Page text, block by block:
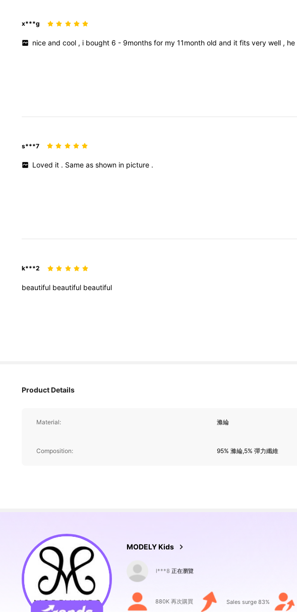
x***g
niceandcool , i bought 6 - 9monthsfor my11montholdand itfitsverywell , he
s***7
Loved it . Sameasshown in picture .
k***2
beautiful beautiful beautiful
Product Details
Material: 滌綸
Composition: 95% 滌綸,5% 彈力纖維
MODELY Kids
4.90
880K 再次購買 Sales surge 83%